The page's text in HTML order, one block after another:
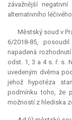
závažnější
alternativního
Městský soud v
6/2018-85,
napadená
odst. 1, 3 a 4 s. ř. s.
uvedeným dvěma
jehož hypotéza
podmínku toho, že
možností z hlediska